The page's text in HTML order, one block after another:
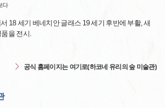
다
18 세기 베네치안 글래스 19 세기 후반에 부활, 새
을 전시.
공식 홈페이지는 여기로(하코네 유리의 숲 미술관)